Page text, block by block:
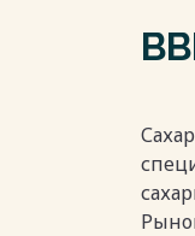
Весь